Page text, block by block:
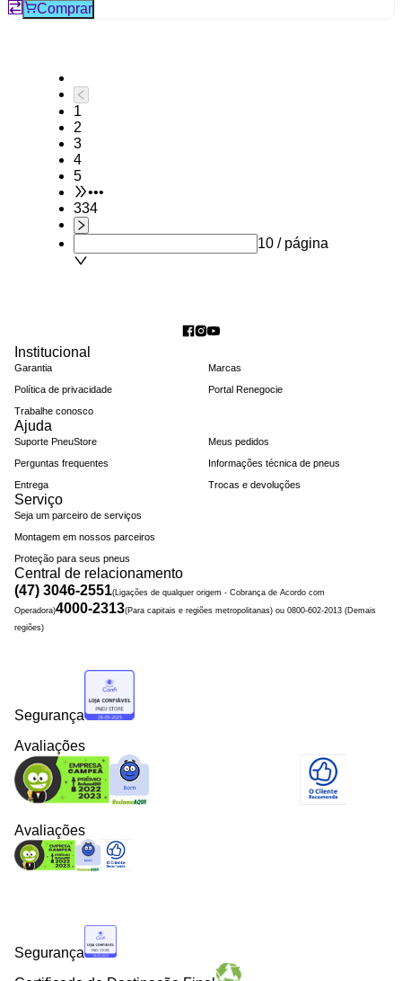
Comprar
1
2
3
4
5
•••
334
10 / página
Institucional
Garantia
Política de privacidade
Trabalhe conosco
Marcas
Portal Renegocie
Ajuda
Suporte PneuStore
Perguntas frequentes
Entrega
Meus pedidos
Informações técnica de pneus
Trocas e devoluções
Serviço
Seja um parceiro de serviços
Montagem em nossos parceiros
Proteção para seus pneus
Central de relacionamento
(47) 3046-2551(Ligações de qualquer origem - Cobrança de Acordo com
Operadora)4000-2313(Para capitais e regiões metropolitanas) ou 0800-602-2013 (Demais
regiões)
Segurança
Avaliações
Avaliações
Segurança